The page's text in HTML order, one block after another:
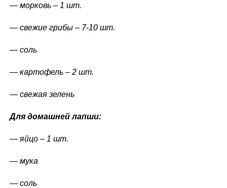
— морковь – 1 шт.
— свежие грибы – 7-10 шт.
— соль
— картофель – 2 шт.
— свежая зелень
Для домашней лапши:
— яйцо – 1 шт.
— мука
— соль